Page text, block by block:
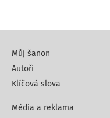
Můj šanon
Autoři
Klíčová slova
Média a reklama